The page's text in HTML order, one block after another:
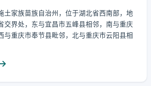
土家族苗族自治州，位于湖北省西南部，地
交界处，东与宜昌市五峰县相邻，南与重庆
与重庆市奉节县毗邻，北与重庆市云阳县相